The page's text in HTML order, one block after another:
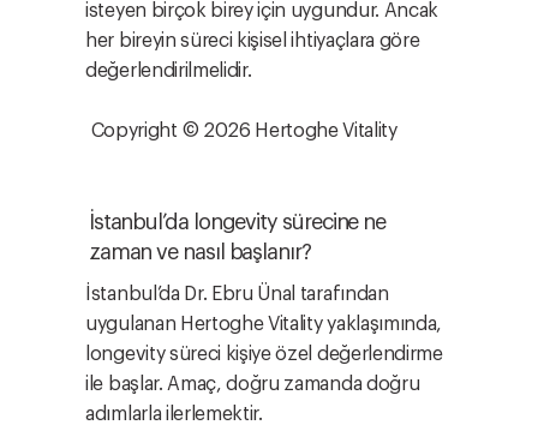
isteyen birçok birey için uygundur. Ancak
her bireyin süreci kişisel ihtiyaçlara göre
değerlendirilmelidir.
Copyright © 2026 Hertoghe Vitality
İstanbul’da longevity sürecine ne
zaman ve nasıl başlanır?
İstanbul’da Dr. Ebru Ünal tarafından
uygulanan Hertoghe Vitality yaklaşımında,
longevity süreci kişiye özel değerlendirme
ile başlar. Amaç, doğru zamanda doğru
adımlarla ilerlemektir.